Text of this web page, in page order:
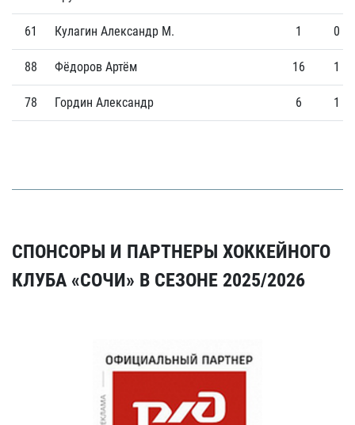
61 Кулагин Александр М. 1 0
88 Фёдоров Артём 16 1
78 Гордин Александр 6 1
СПОНСОРЫ И ПАРТНЕРЫ ХОККЕЙНОГО
КЛУБА «СОЧИ» В СЕЗОНЕ 2025/2026